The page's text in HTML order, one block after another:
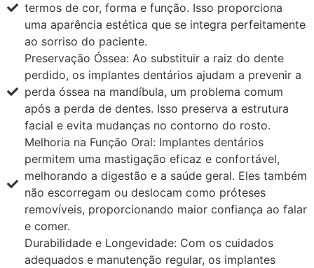
termos de cor, forma e função. Isso proporciona
uma aparência estética que se integra perfeitamente
ao sorriso do paciente.
Preservação Óssea: Ao substituir a raiz do dente
perdido, os implantes dentários ajudam a prevenir a
perda óssea na mandíbula, um problema comum
após a perda de dentes. Isso preserva a estrutura
facial e evita mudanças no contorno do rosto.
Melhoria na Função Oral: Implantes dentários
permitem uma mastigação eficaz e confortável,
melhorando a digestão e a saúde geral. Eles também
não escorregam ou deslocam como próteses
removíveis, proporcionando maior confiança ao falar
e comer.
Durabilidade e Longevidade: Com os cuidados
adequados e manutenção regular, os implantes